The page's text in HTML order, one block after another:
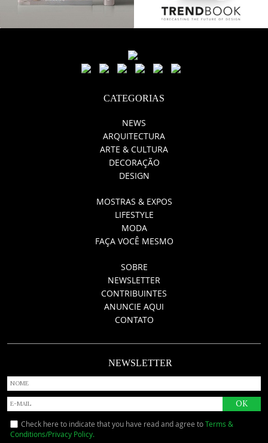
CATEGORIAS
NEWS
ARQUITECTURA
ARTE & CULTURA
DECORAÇÃO
DESIGN
MOSTRAS & EXPOS
LIFESTYLE
MODA
FAÇA VOCÊ MESMO
SOBRE
NEWSLETTER
CONTRIBUINTES
ANUNCIE AQUI
CONTATO
NEWSLETTER
Check here to indicate that you have read and agree toTerms &
Conditions/Privacy Policy.